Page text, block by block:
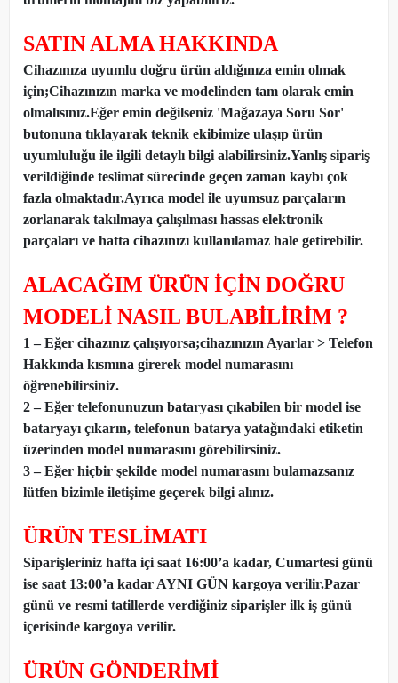
SATIN ALMA HAKKINDA
Cihazınıza uyumlu doğru ürün aldığınıza emin olmak
için;Cihazınızın marka ve modelinden tam olarak emin
olmalısınız.Eğer emin değilseniz 'Mağazaya Soru Sor'
butonuna tıklayarak teknik ekibimize ulaşıp ürün
uyumluluğu ile ilgili detaylı bilgi alabilirsiniz.Yanlış sipariş
verildiğinde teslimat sürecinde geçen zaman kaybı çok
fazla olmaktadır.Ayrıca model ile uyumsuz parçaların
zorlanarak takılmaya çalışılması hassas elektronik
parçaları ve hatta cihazınızı kullanılamaz hale getirebilir.
ALACAĞIM ÜRÜN İÇİN DOĞRU
MODELİ NASIL BULABİLİRİM ?
1 – Eğer cihazınız çalışıyorsa;cihazınızın Ayarlar > Telefon
Hakkında kısmına girerek model numarasını
öğrenebilirsiniz.
2 – Eğer telefonunuzun bataryası çıkabilen bir model ise
bataryayı çıkarın, telefonun batarya yatağındaki etiketin
üzerinden model numarasını görebilirsiniz.
3 – Eğer hiçbir şekilde model numarasını bulamazsanız
lütfen bizimle iletişime geçerek bilgi alınız.
ÜRÜN TESLİMATI
Siparişleriniz hafta içi saat 16:00’a kadar, Cumartesi günü
ise saat 13:00’a kadar AYNI GÜN kargoya verilir.Pazar
günü ve resmi tatillerde verdiğiniz siparişler ilk iş günü
içerisinde kargoya verilir.
ÜRÜN GÖNDERİMİ